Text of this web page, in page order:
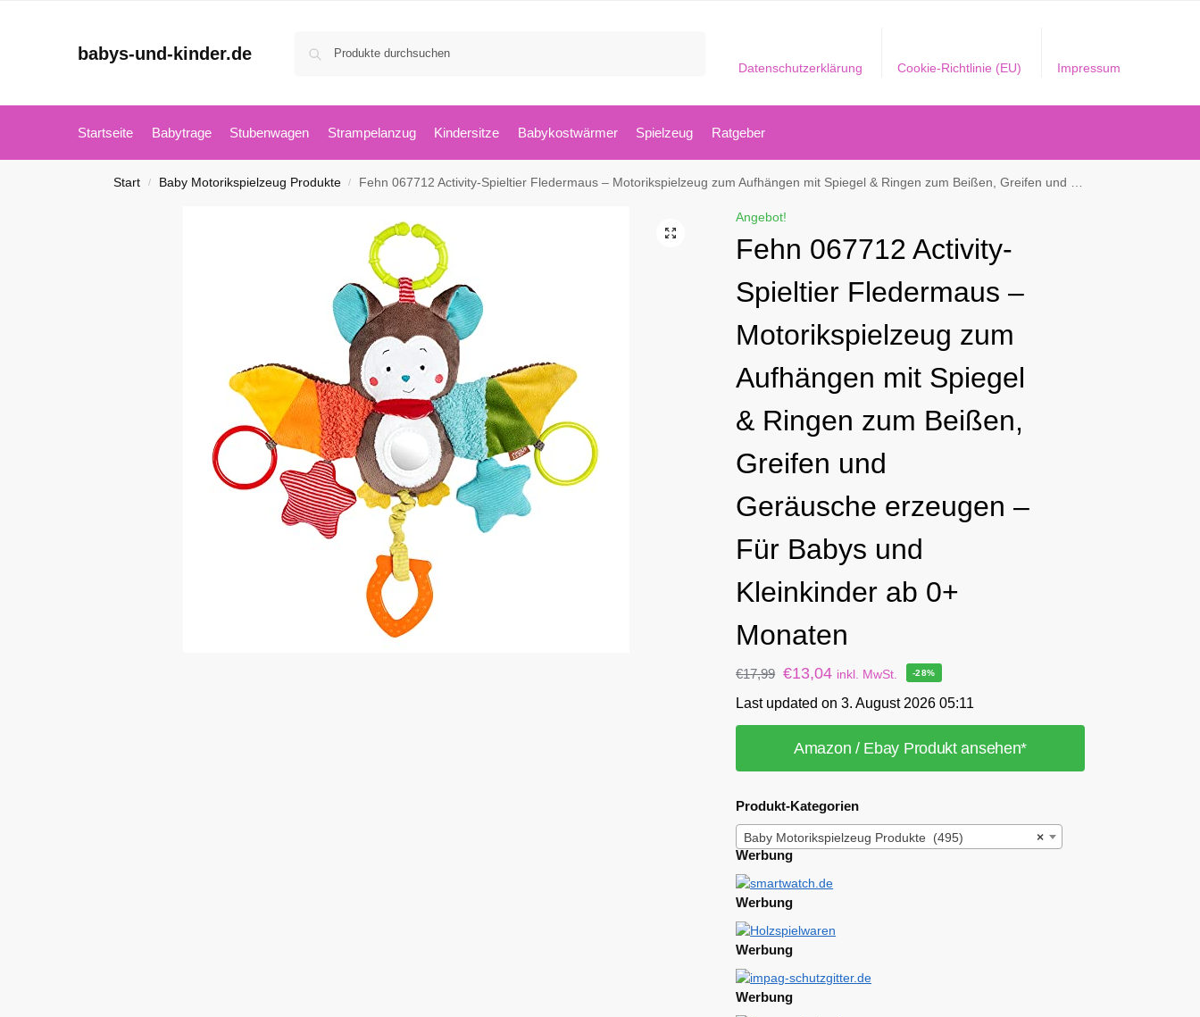
babys-und-kinder.de
Datenschutzerklärung Cookie-Richtlinie (EU) Impressum
Startseite Babytrage Stubenwagen Strampelanzug Kindersitze Babykostwärmer Spielzeug Ratgeber
Start / Baby Motorikspielzeug Produkte / Fehn 067712 Activity-Spieltier Fledermaus – Motorikspielzeug zum Aufhängen mit Spiegel & Ringen zum Beißen, Greifen und Geräusche erzeugen – Für Babys und Kleinkinder ab 0+ Monaten
Angebot!
Fehn 067712 Activity-
Spieltier Fledermaus –
Motorikspielzeug zum
Aufhängen mit Spiegel
& Ringen zum Beißen,
Greifen und
Geräusche erzeugen –
Für Babys und
Kleinkinder ab 0+
Monaten
€17,99 €13,04 inkl. MwSt. -28%
Last updated on 3. August 2026 05:11
Amazon / Ebay Produkt ansehen*
Produkt-Kategorien
×
Baby Motorikspielzeug Produkte (495)
Werbung
Werbung
Werbung
Werbung